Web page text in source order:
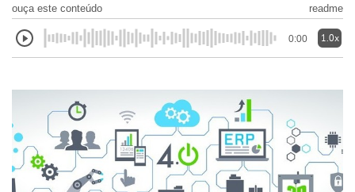
ouça este conteúdo readme
0:00 1.0x